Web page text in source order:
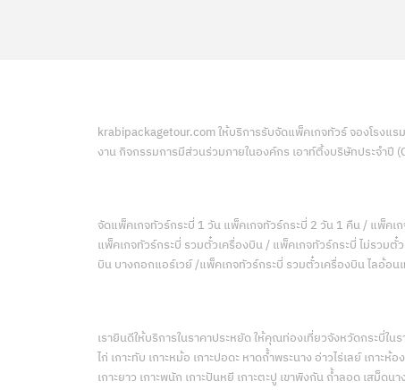
krabipackagetour.com ให้บริการรับจัดแพ็คเกจทัวร์ จองโรง
งาน กิจกรรมการมีส่วนร่วมภายในองค์กร เอาท์ติ้งบริษัทประจำปี
จัดแพ็คเกจทัวร์กระบี่ 1 วัน แพ็คเกจทัวร์กระบี่ 2 วัน 1 คืน / แพ็ค
แพ็คเกจทัวร์กระบี่ รวมตั๋วเครื่องบิน / แพ็คเกจทัวร์กระบี่ ไม่รวม
บิน บางกอกแอร์เวย์ /แพ็คเกจทัวร์กระบี่ รวมตั๋วเครื่องบิน ไลอ้อน
เรายินดีให้บริการในราคาประหยัด ให้คุณท่องเที่ยวจังหวัดกระบี่ใ
ไก่ เกาะทับ เกาะหม้อ เกาะปอดะ หาดถ้ำพระนาง อ่าวไร่เลย์ เกาะห้
เกาะยาว เกาะพนัก เกาะปันหยี เกาะตะปู เขาพิงกัน ถ้ำลอด เสม็ดนา